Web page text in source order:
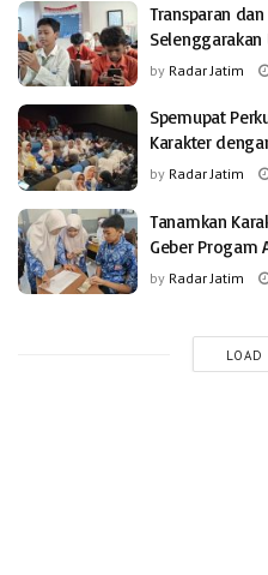
Transparan
Selenggarakan
by Radar Jatim
Spemupat
Karakter
by Radar Jatim
Tanamkan
Geber Progam
by Radar Jatim
LOAD